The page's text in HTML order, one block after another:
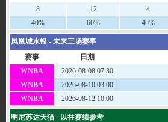
8
12 4
40%
60% 40%
凤凰城水银 - 未来三场赛事
赛事
日期
WNBA
2026-08-08 07:30
WNBA
2026-08-10 03:00
WNBA
2026-08-12 10:00
明尼苏达天猫 - 以往赛绩参考